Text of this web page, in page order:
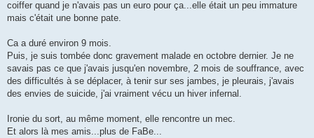
coiffer quand je n'avais pas un euro pour ça...elle était un peu immature
mais c'était une bonne pate.
Ca a duré environ 9 mois.
Puis, je suis tombée donc gravement malade en octobre dernier. Je ne
savais pas ce que j'avais jusqu'en novembre, 2 mois de souffrance, avec
des difficultés à se déplacer, à tenir sur ses jambes, je pleurais, j'avais
des envies de suicide, j'ai vraiment vécu un hiver infernal.
Ironie du sort, au même moment, elle rencontre un mec.
Et alors là mes amis...plus de FaBe...